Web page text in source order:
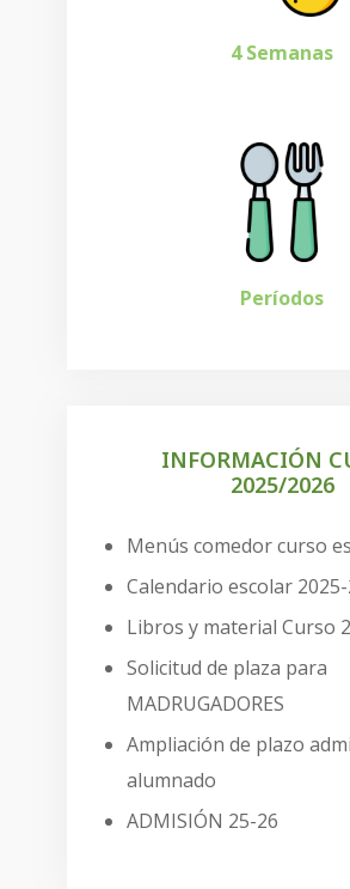
4 Semanas
Períodos
INFORMACIÓN
2025/2026
Menús comedor curso
Calendario escolar
Libros y material Curso
Solicitud de plaza para
MADRUGADORES
Ampliación de plazo
alumnado
ADMISIÓN 25-26